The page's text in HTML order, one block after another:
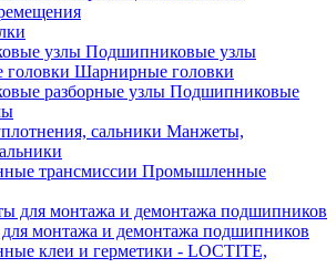
Подшипниковые узлы
Шарнирные головки
Подшипниковые
Манжеты,
Промышленные
монтажа и демонтажа подшипников